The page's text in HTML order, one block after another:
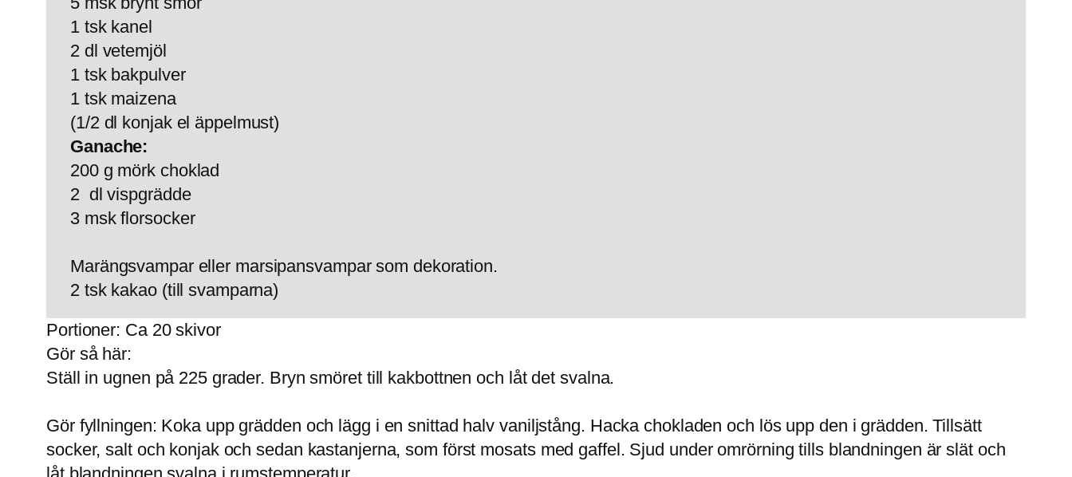
1 tsk kanel
2 dl vetemjöl
1 tsk bakpulver
1 tsk maizena
(1/2 dl konjak el äppelmust)
Ganache:
200 g mörk choklad
2 dl vispgrädde
3 msk florsocker
Marängsvampar eller marsipansvampar som dekoration.
2 tsk kakao (till svamparna)
Portioner: Ca 20 skivor
Gör så här:
Ställ in ugnen på 225 grader. Bryn smöret till kakbottnen och låt det svalna.
Gör fyllningen: Koka upp grädden och lägg i en snittad halv vaniljstång. Hacka chokladen och lös upp den i grädden. Tillsätt
socker, salt och konjak och sedan kastanjerna, som först mosats med gaffel. Sjud under omrörning tills blandningen är slät och